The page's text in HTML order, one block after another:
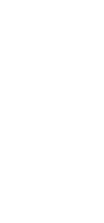
0 оценок
0 оценок